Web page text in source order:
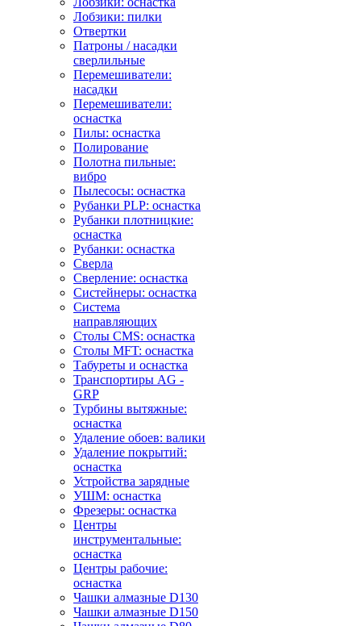
Лобзики: пилки
Отвертки
Патроны / насадки
сверлильные
Перемешиватели:
насадки
Перемешиватели:
оснастка
Пилы: оснастка
Полирование
Полотна пильные:
вибро
Пылесосы: оснастка
Рубанки PLP: оснастка
Рубанки плотницкие:
оснастка
Рубанки: оснастка
Сверла
Сверление: оснастка
Систейнеры: оснастка
Система
направляющих
Столы CMS: оснастка
Столы MFT: оснастка
Табуреты и оснастка
Транспортиры AG -
GRP
Турбины вытяжные:
оснастка
Удаление обоев: валики
Удаление покрытий:
оснастка
Устройства зарядные
УШМ: оснастка
Фрезеры: оснастка
Центры
инструментальные:
оснастка
Центры рабочие:
оснастка
Чашки алмазные D130
Чашки алмазные D150